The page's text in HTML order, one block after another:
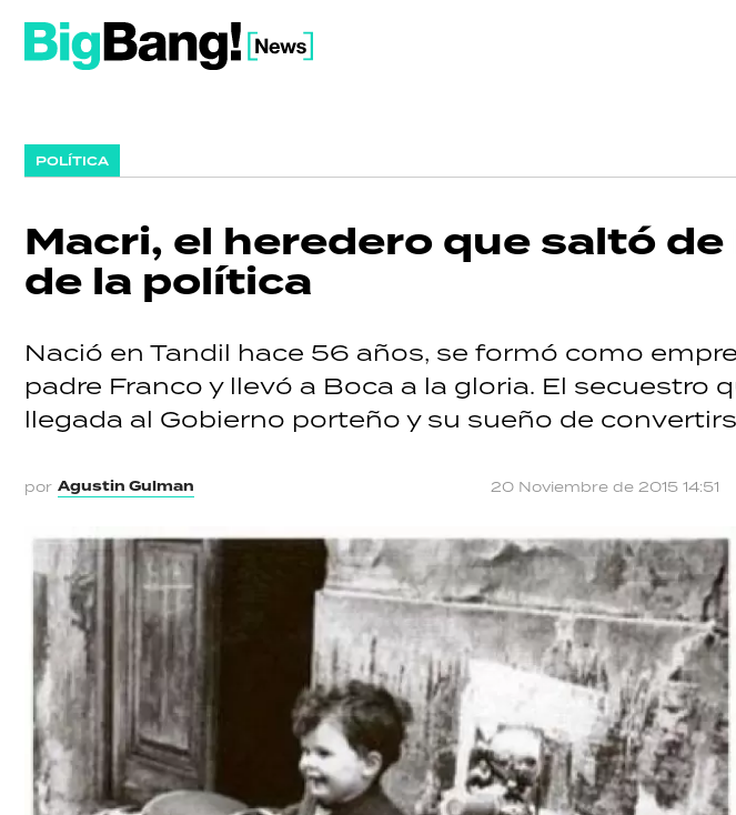
POLÍTICA
Macri, el heredero que saltó
de la política
Nació en Tandil hace 56 años, se formó como
padre Franco y llevó a Boca a la gloria. El secuestro
llegada al Gobierno porteño y su sueño de
por Agusti­n Gulman 20 Noviembre de 2015 14:51